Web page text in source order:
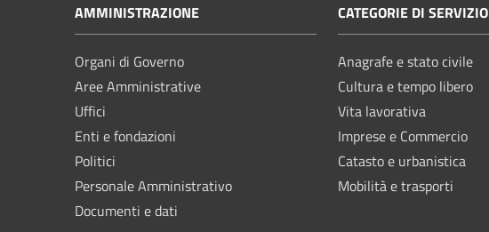
AMMINISTRAZIONE
Organi di Governo
Aree Amministrative
Uffici
Enti e fondazioni
Politici
Personale Amministrativo
Documenti e dati
CATEGORIE DI SERVIZIO
Anagrafe e stato civile
Cultura e tempo libero
Vita lavorativa
Imprese e Commercio
Catasto e urbanistica
Mobilità e trasporti